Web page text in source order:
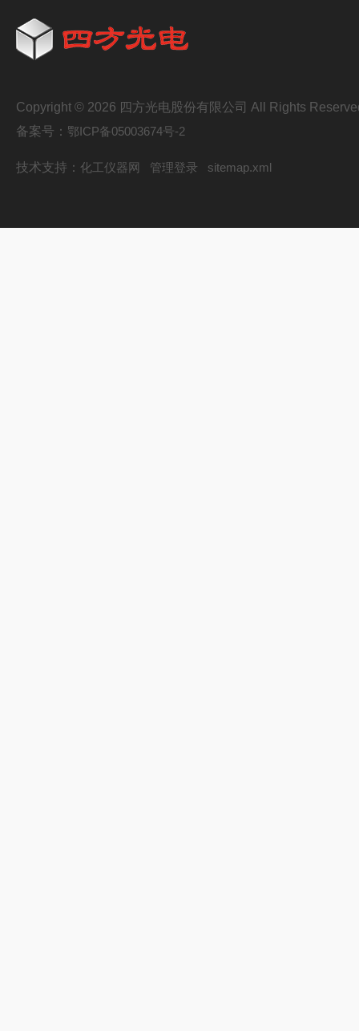
Copyright © 2026 四方光电股份有限公司 All Rights
备案号： 鄂ICP备05003674号-2
技术支持： 化工仪器网 管理登录 sitemap.xml